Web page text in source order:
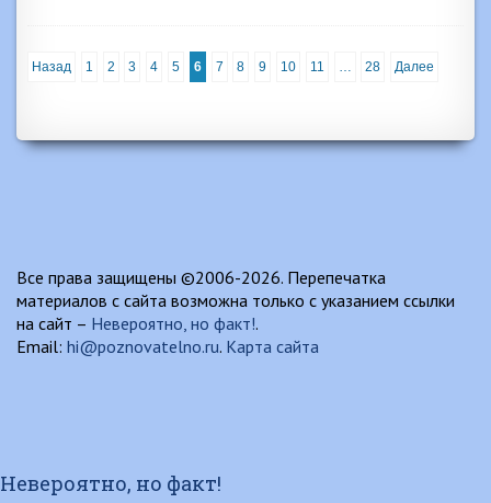
Назад 1 2 3 4 5 6 7 8 9 10 11 … 28 Далее
Все права защищены ©2006-2026. Перепечатка
материалов с сайта возможна только с указанием ссылки
на сайт – Невероятно, но факт!.
Email: hi@poznovatelno.ru. Карта сайта
Невероятно, но факт!